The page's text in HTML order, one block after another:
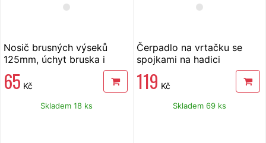
Nosič brusných výseků
125mm, úchyt bruska i
65 Kč
Skladem 18 ks
Čerpadlo na vrtačku se
spojkami na hadici
119 Kč
Skladem 69 ks